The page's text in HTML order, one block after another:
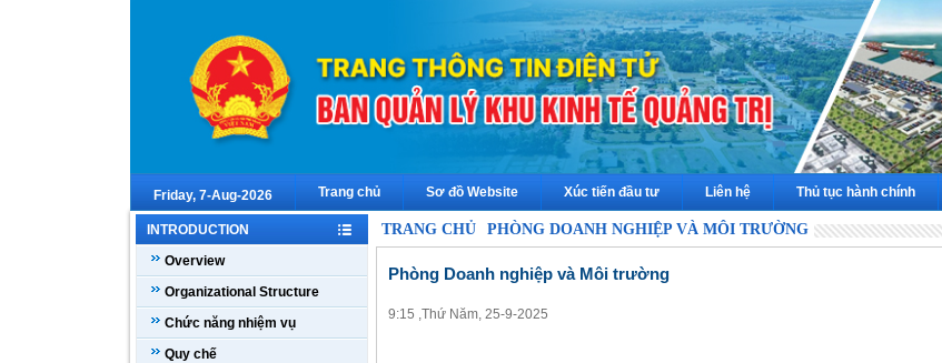
Friday, 7-Aug-2026 Trang chủ Sơ đồ Website Xúc tiến đầu tư Liên hệ Thủ tục hành chính
INTRODUCTION
Overview
Organizational Structure
Chức năng nhiệm vụ
Quy chế
TRANG CHỦ PHÒNG DOANH NGHIỆP VÀ MÔI TRƯỜNG
Phòng Doanh nghiệp và Môi trường
9:15 ,Thứ Năm, 25-9-2025